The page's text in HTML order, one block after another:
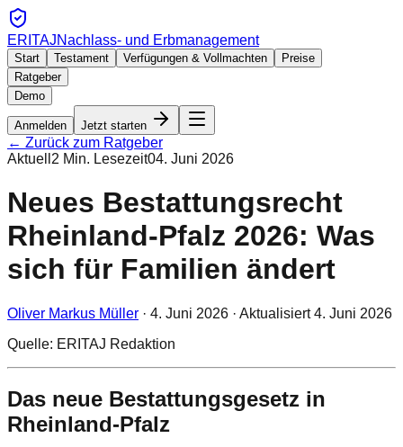
ERITAJNachlass- und Erbmanagement
Start Testament Verfügungen & Vollmachten
Preise
Ratgeber
Demo
Anmelden Jetzt starten
← Zurück zum Ratgeber
Aktuell 2 Min. Lesezeit04. Juni 2026
Neues Bestattungsrecht
Rheinland-Pfalz 2026: Was
sich für Familien ändert
Oliver Markus Müller · 4. Juni 2026 · Aktualisiert4. Juni 2026
Quelle: ERITAJ Redaktion
Das neue Bestattungsgesetz in
Rheinland-Pfalz